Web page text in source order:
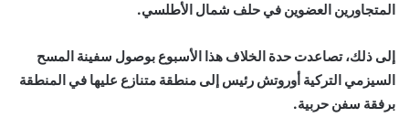
المتجاورين العضوين في حلف شمال الأطلسي.
إلى ذلك، تصاعدت حدة الخلاف هذا الأسبوع بوصول سفينة المسح
السيزمي التركية أوروتش رئيس إلى منطقة متنازع عليها في المنطقة
برفقة سفن حربية.